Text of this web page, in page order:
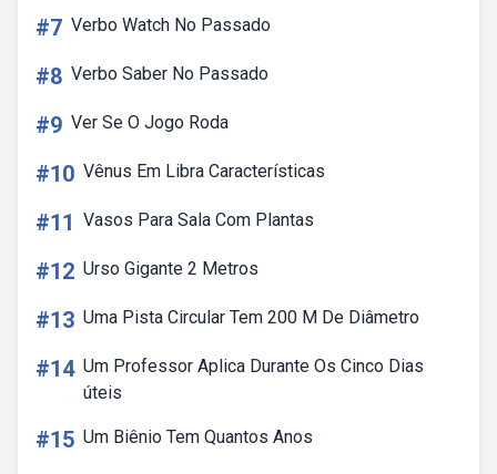
#7 Verbo Watch No Passado
#8 Verbo Saber No Passado
#9 Ver Se O Jogo Roda
#10 Vênus Em Libra Características
#11 Vasos Para Sala Com Plantas
#12 Urso Gigante 2 Metros
#13 Uma Pista Circular Tem 200 M De Diâmetro
#14 Um Professor Aplica Durante Os Cinco Dias
úteis
#15 Um Biênio Tem Quantos Anos